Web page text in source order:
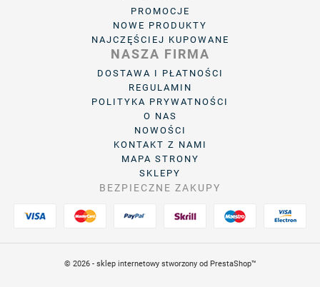
PROMOCJE
NOWE PRODUKTY
NAJCZĘŚCIEJ KUPOWANE
NASZA FIRMA
DOSTAWA I PŁATNOŚCI
REGULAMIN
POLITYKA PRYWATNOŚCI
O NAS
NOWOŚCI
KONTAKT Z NAMI
MAPA STRONY
SKLEPY
BEZPIECZNE ZAKUPY
© 2026 - sklep internetowy stworzony od PrestaShop™